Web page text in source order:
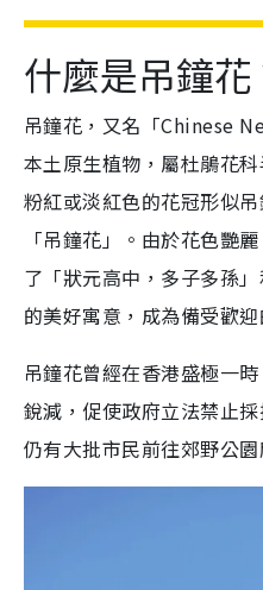
什麼是吊鐘花
吊鐘花，又名「Chinese
本土原生植物，屬杜鵑花
粉紅或淡紅色的花冠形似
「吊鐘花」。由於花色艷
了「狀元高中，多子多孫
的美好寓意，成為備受歡迎
吊鐘花曾經在香港盛極一
銳減，促使政府立法禁止
仍有大批市民前往郊野公園